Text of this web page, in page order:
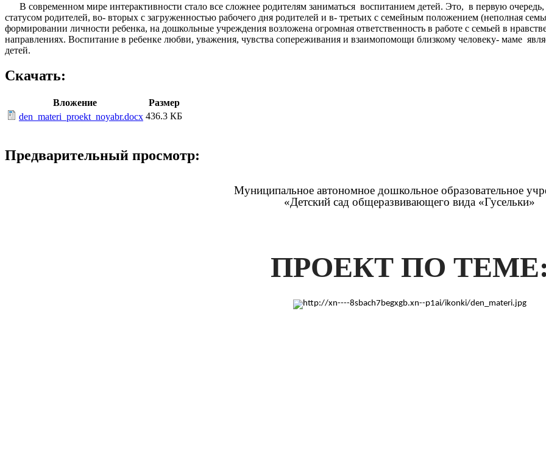
В современном мире интерактивности стало все сложнее родителям заниматься воспитанием детей. Это, в первую очередь,
статусом родителей, во- вторых с загруженностью рабочего дня родителей и в- третьих с семейным положением (неполная
формировании личности ребенка, на дошкольные учреждения возложена огромная ответственность в работе с семьей в
направлениях. Воспитание в ребенке любви, уважения, чувства сопереживания и взаимопомощи близкому человеку- маме
детей.
Скачать:
Вложение
Размер
den_materi_proekt_noyabr.docx 436.3 КБ
Предварительный просмотр:
Муниципальное автономное дошкольное образовательное
«Детский сад общеразвивающего вида «Гусельки»
ПРОЕКТ ПО ТЕМЕ: